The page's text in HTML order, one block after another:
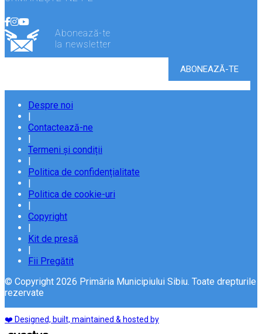
Abonează-te
la newsletter
Despre noi
|
Contactează-ne
|
Termeni și condiții
|
Politica de confidențialitate
|
Politica de cookie-uri
|
Copyright
|
Kit de presă
|
Fii Pregătit
© Copyright 2026 Primăria Municipiului Sibiu. Toate drepturile
rezervate
❤️ Designed, built, maintained & hosted by